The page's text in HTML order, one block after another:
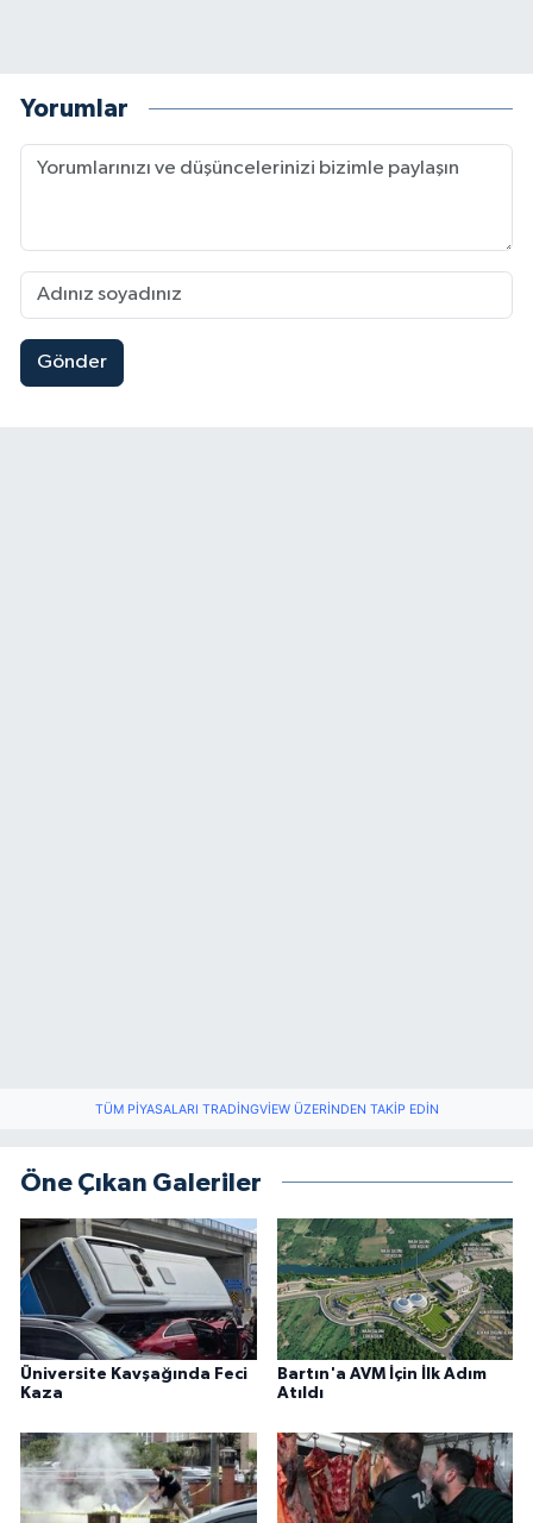
Yorumlar
Gönder
TÜM PIYASALARI TRADINGVIEW ÜZERINDEN TAKIP EDIN
Öne Çıkan Galeriler
Üniversite Kavşağında Feci
Kaza
Bartın'a AVM İçin İlk Adım
Atıldı